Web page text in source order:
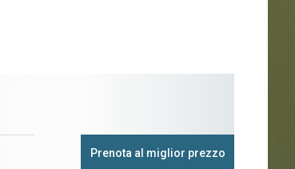
Prenota al miglior prezzo